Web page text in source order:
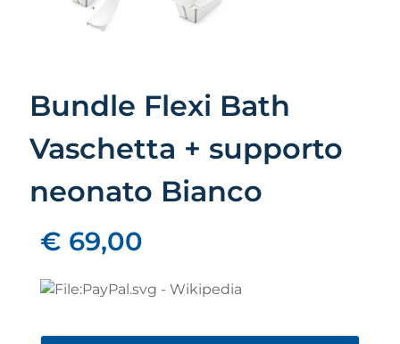
Bundle Flexi Bath
Vaschetta + supporto
neonato Bianco
€ 69,00